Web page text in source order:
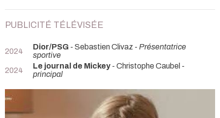
PUBLICITÉ TÉLÉVISÉE
2024 Dior/PSG - Sebastien Clivaz - Présentatrice
sportive
2024
Le journal de Mickey - Christophe Caubel -
principal